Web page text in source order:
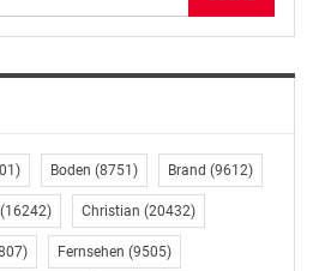
Bewusstsein der Bevölkerung
Zukunftsbereiche. Der
herausragende Bedeutung
ist das Engagement der
einer breiten
so beeindruckend. In
Boden (8751) Brand (9612)
(16242) Christian (20432)
Fernsehen (9505)